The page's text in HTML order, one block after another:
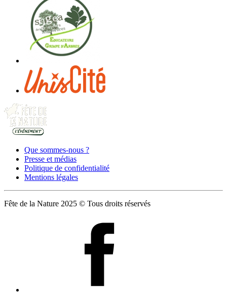
Que sommes-nous ?
Presse et médias
Politique de confidentialité
Mentions légales
Fête de la Nature 2025 © Tous droits réservés